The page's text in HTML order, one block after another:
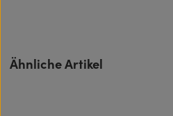
Produktgalerie überspringen
Ähnliche Artikel